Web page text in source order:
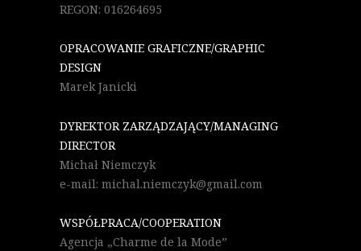
REGON: 016264695
OPRACOWANIE GRAFICZNE/GRAPHIC
DESIGN
Marek Janicki
DYREKTOR ZARZĄDZAJĄCY/MANAGING
DIRECTOR
Michał Niemczyk
e-mail: michal.niemczyk@gmail.com
WSPÓŁPRACA/COOPERATION
Agencja „Charme de la Mode”